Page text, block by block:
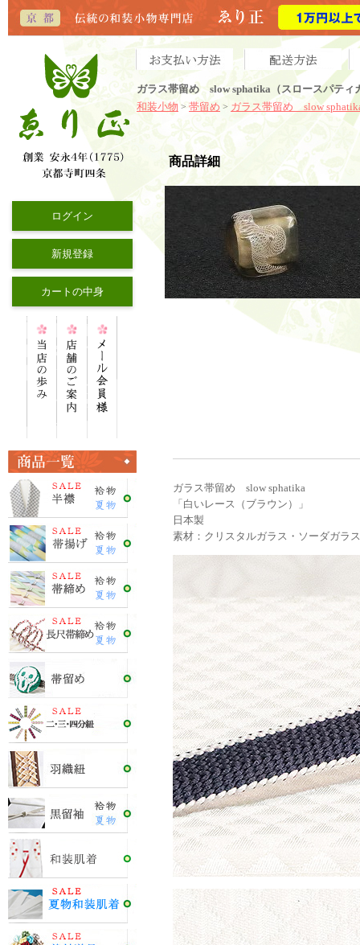
ガラス帯留め slow sphatika（スロースパテ
和装小物 > 帯留め > ガラス帯留め slow
ログイン
新規登録
カートの中身
商品詳細
ガラス帯留め slow sphatika
「白いレース（ブラウン）」
日本製
素材：クリスタルガラス・ソーダガラス